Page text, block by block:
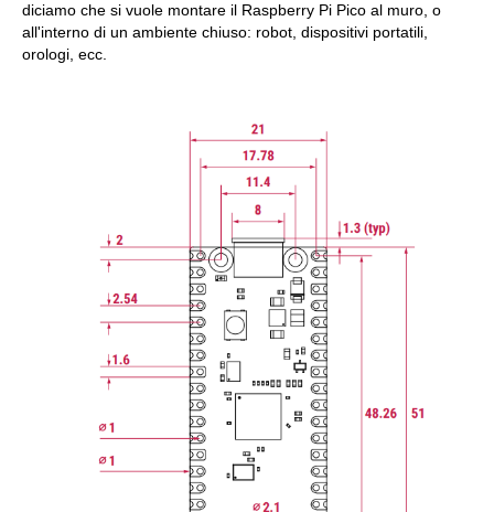
diciamo che si vuole montare il Raspberry Pi Pico al muro, o
all'interno di un ambiente chiuso: robot, dispositivi portatili,
orologi, ecc.